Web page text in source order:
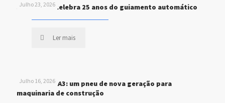
Julho 23, 2026
John Deere celebra 25 anos do guiamento automático
Ler mais
Julho 16, 2026
MICHELIN XHA3: um pneu de nova geração para
maquinaria de construção